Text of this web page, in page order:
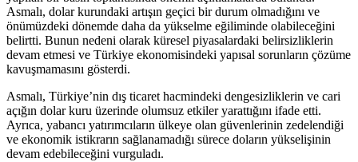
Asmalı, dolar kurundaki artışın geçici bir durum olmadığını ve
önümüzdeki dönemde daha da yükselme eğiliminde olabileceğini
belirtti. Bunun nedeni olarak küresel piyasalardaki belirsizliklerin
devam etmesi ve Türkiye ekonomisindeki yapısal sorunların çözüme
kavuşmamasını gösterdi.
Asmalı, Türkiye’nin dış ticaret hacmindeki dengesizliklerin ve cari
açığın dolar kuru üzerinde olumsuz etkiler yarattığını ifade etti.
Ayrıca, yabancı yatırımcıların ülkeye olan güvenlerinin zedelendiği
ve ekonomik istikrarın sağlanamadığı sürece doların yükselişinin
devam edebileceğini vurguladı.